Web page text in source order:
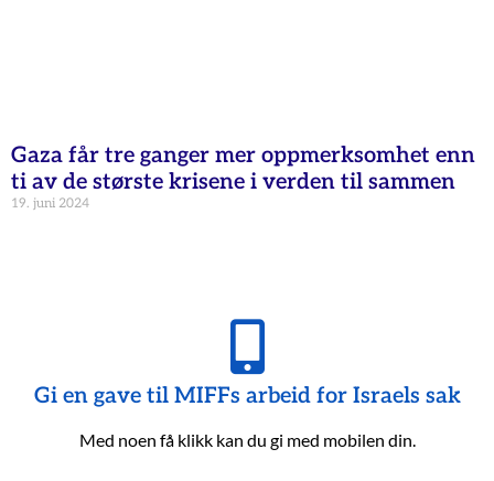
Gaza får tre ganger mer oppmerksomhet enn
ti av de største krisene i verden til sammen
19. juni 2024
Gi en gave til MIFFs arbeid for Israels sak
Med noen få klikk kan du gi med mobilen din.